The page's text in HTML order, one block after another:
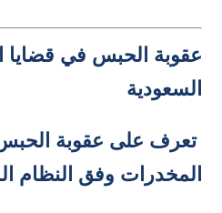
عقوبة الحبس في
السعودية
تعرف على عقوبة
المخدرات وفق النظام